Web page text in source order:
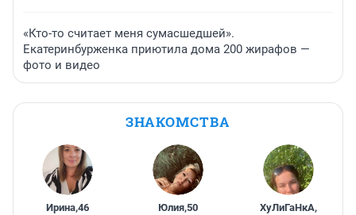
«Кто-то считает меня сумасшедшей».
Екатеринбурженка приютила дома 200 жирафов —
фото и видео
ЗНАКОМСТВА
Ирина,46 Юлия,50 ХуЛиГаНкА,